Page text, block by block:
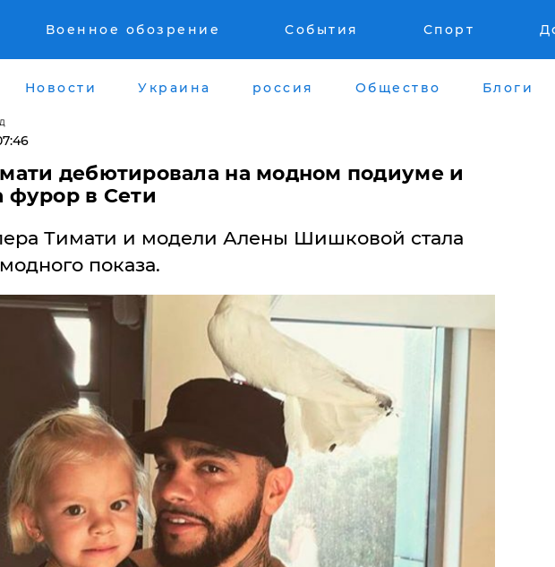
Военное обозрение События Спорт
Новости Украина россия Общество Блоги
дебютировала на модном подиуме и
фурор в Сети
Тимати и модели Алены Шишковой стала
показа.